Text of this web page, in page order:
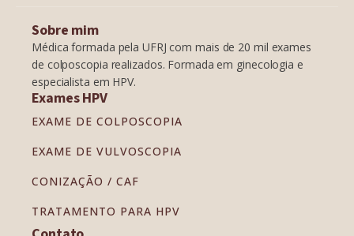
Sobre mim
Médica formada pela UFRJ com mais de 20 mil exames
de colposcopia realizados. Formada em ginecologia e
especialista em HPV.
Exames HPV
EXAME DE COLPOSCOPIA
EXAME DE VULVOSCOPIA
CONIZAÇÃO / CAF
TRATAMENTO PARA HPV